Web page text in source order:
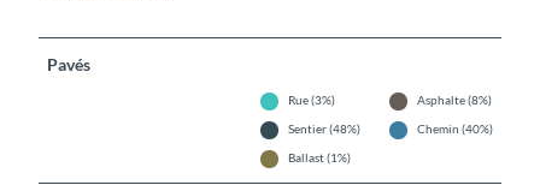
Pavés
Rue (3%)
Asphalte (8%)
Sentier (48%)
Chemin (40%)
Ballast (1%)